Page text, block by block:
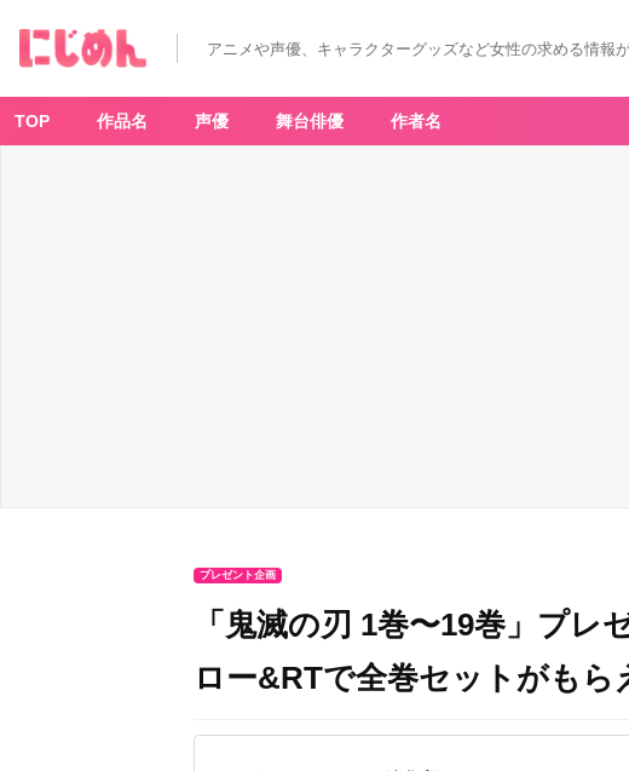
アニメや声優、キャラクターグッズなど女性の求める情報
TOP 作品名 声優 舞台俳優 作者名
プレゼント企画
「鬼滅の刃 1巻〜19巻」プ
ロー&RTで全巻セットがもら